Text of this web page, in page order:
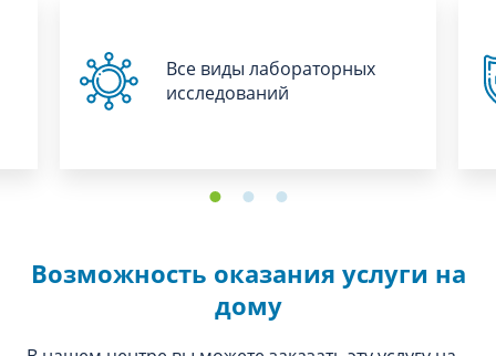
Все виды лабораторных
исследований
Возможность оказания услуги на
дому